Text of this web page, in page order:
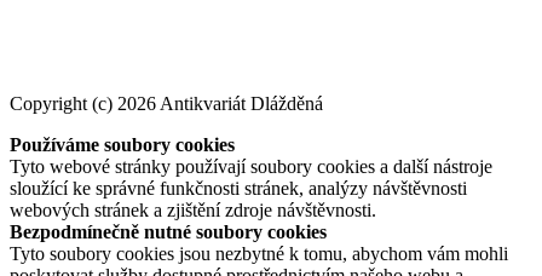
Copyright (c) 2026 Antikvariát Dlážděná
Používáme soubory cookies
Tyto webové stránky používají soubory cookies a další nástroje
sloužící ke správné funkčnosti stránek, analýzy návštěvnosti
webových stránek a zjištění zdroje návštěvnosti.
Bezpodmínečně nutné soubory cookies
Tyto soubory cookies jsou nezbytné k tomu, abychom vám mohli